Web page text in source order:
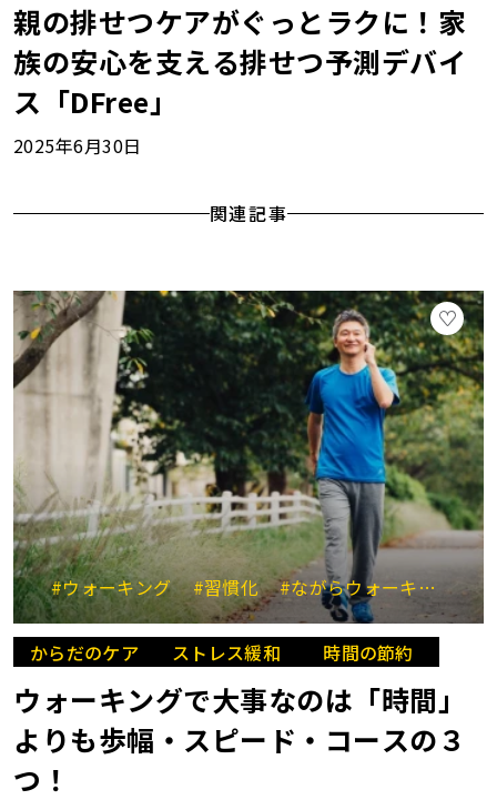
親の排せつケアがぐっとラクに！家
族の安心を支える排せつ予測デバイ
ス「DFree」
2025年6月30日
関連記事
#ウォーキング #習慣化 #ながらウォーキング #
からだのケア ストレス緩和 時間の節約
ウォーキングで大事なのは「時間」
よりも歩幅・スピード・コースの３
つ！